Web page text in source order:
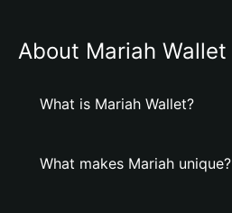
About Mariah Wallet
What is Mariah Wallet?
What makes Mariah unique?